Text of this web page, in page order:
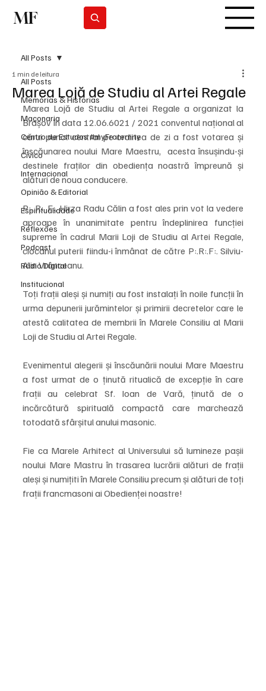
MF
All Posts
Memórias & Histórias
Maçonaria
Centro de Estudos #myFraternity
Cívico
Internacional
Opinião & Editorial
Espiritualidade
Reflexões
Podcast
Rádio Digital
Institucional
All Posts
Marea Lojă de Studiu al Artei Regale
1 min de leitura
Marea Lojă de Studiu al Artei Regale a organizat la
Brașov în data 12.06.6021 / 2021 conventul național al
cărui punct central pe ordinea de zi a fost votarea și
înscăunarea noului Mare Maestru,  acesta însușindu-și
destinele fraților din obediența noastră împreună și
alături de noua conducere.
P:. R:. F:. Hirza Radu Călin a fost ales prin vot la vedere
aproape în unanimitate pentru îndeplinirea funcției
supreme în cadrul Marii Loji de Studiu al Artei Regale,
ciocanul puterii fiindu-i înmânat de către P:.R:.F:. Silviu-
Alin Vrânceanu.
Toți frații aleși și numiți au fost instalați în noile funcții în
urma depunerii jurămintelor și primirii decretelor care le
atestă calitatea de membrii în Marele Consiliu al Marii
Loji de Studiu al Artei Regale.
Evenimentul alegerii și înscăunării noului Mare Maestru
a fost urmat de o ținută ritualică de excepție în care
frații au celebrat Sf. Ioan de Vară, ținută de o
incărcătură spirituală compactă care marchează
totodată sfârșitul anului masonic.
Fie ca Marele Arhitect al Universului să lumineze pașii
noului Mare Mastru în trasarea lucrării alături de frații
aleși și numițiti în Marele Consiliu precum și alături de toți
frații francmasoni ai Obedienței noastre!